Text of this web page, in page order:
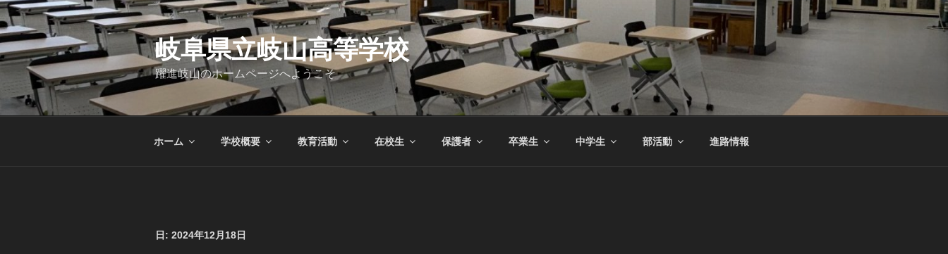
コ
ン
テ
ン
へ
ス
岐阜県立岐山高等学校
躍進岐山のホームページへようこそ
ホーム 学校概要 教育活動 在校生 保護者 卒業生 中学生 部活動 進路情報
日: 2024年12月18日